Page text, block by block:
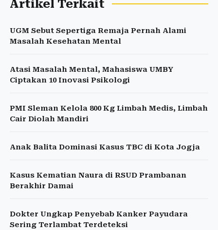
Artikel Terkait
UGM Sebut Sepertiga Remaja Pernah Alami
Masalah Kesehatan Mental
Atasi Masalah Mental, Mahasiswa UMBY
Ciptakan 10 Inovasi Psikologi
PMI Sleman Kelola 800 Kg Limbah Medis, Limbah
Cair Diolah Mandiri
Anak Balita Dominasi Kasus TBC di Kota Jogja
Kasus Kematian Naura di RSUD Prambanan
Berakhir Damai
Dokter Ungkap Penyebab Kanker Payudara
Sering Terlambat Terdeteksi